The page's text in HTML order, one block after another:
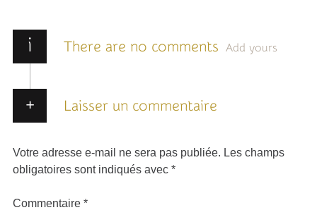
i There are no comments Add yours
Laisser un commentaire
Votre adresse e-mail ne sera pas publiée. Les champs
obligatoires sont indiqués avec *
Commentaire *